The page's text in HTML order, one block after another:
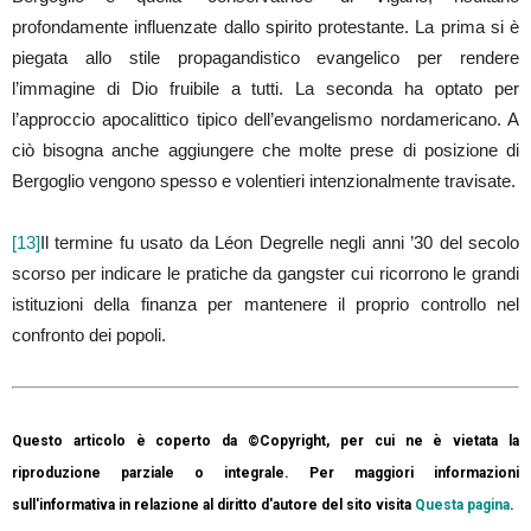
profondamente influenzate dallo spirito protestante. La prima si è
piegata allo stile propagandistico evangelico per rendere
l’immagine di Dio fruibile a tutti. La seconda ha optato per
l’approccio apocalittico tipico dell’evangelismo nordamericano. A
ciò bisogna anche aggiungere che molte prese di posizione di
Bergoglio vengono spesso e volentieri intenzionalmente travisate.
[13]Il termine fu usato da Léon Degrelle negli anni ’30 del secolo
scorso per indicare le pratiche da gangster cui ricorrono le grandi
istituzioni della finanza per mantenere il proprio controllo nel
confronto dei popoli.
Questo articolo è coperto da ©Copyright, per cui ne è vietata la
riproduzione parziale o integrale. Per maggiori informazioni
sull'informativa in relazione al diritto d'autore del sito visita Questa pagina.